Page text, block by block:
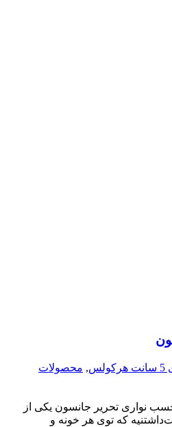
, محصولات
نواری تحریر جانسون یکی از
که توی هر خونه و